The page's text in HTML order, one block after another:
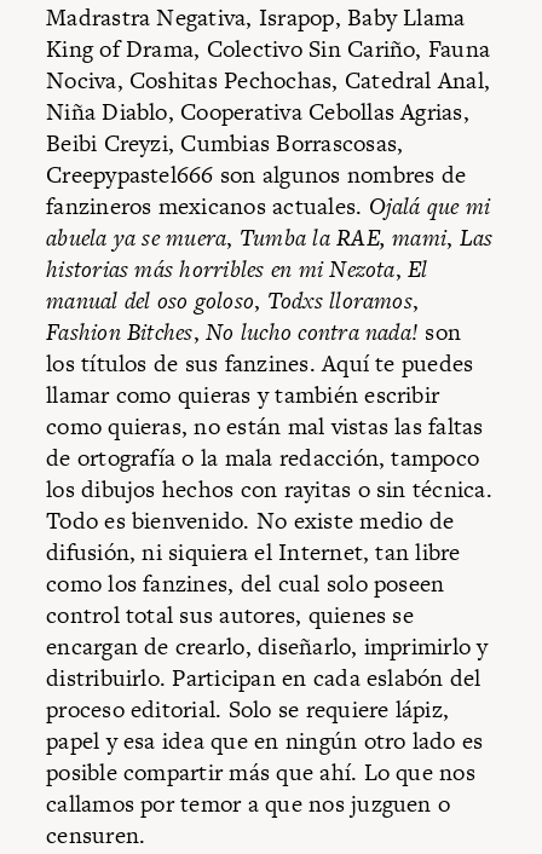
Madrastra Negativa, Israpop, Baby Llama
King of Drama, Colectivo Sin Cariño, Fauna
Nociva, Coshitas Pechochas, Catedral Anal,
Niña Diablo, Cooperativa Cebollas Agrias,
Beibi Creyzi, Cumbias Borrascosas,
Creepypastel666 son algunos nombres de
fanzineros mexicanos actuales. Ojalá que mi
abuela ya se muera, Tumba la RAE, mami, Las
historias más horribles en mi Nezota,El
manual del oso goloso, Todxs lloramos,
Fashion Bitches,No lucho contra nada! son
los títulos de sus fanzines. Aquí te puedes
llamar como quieras y también escribir
como quieras, no están mal vistas las faltas
de ortografía o la mala redacción, tampoco
los dibujos hechos con rayitas o sin técnica.
Todo es bienvenido. No existe medio de
difusión, ni siquiera el Internet, tan libre
como los fanzines, del cual solo poseen
control total sus autores, quienes se
encargan de crearlo, diseñarlo, imprimirlo y
distribuirlo. Participan en cada eslabón del
proceso editorial. Solo se requiere lápiz,
papel y esa idea que en ningún otro lado es
posible compartir más que ahí. Lo que nos
callamos por temor a que nos juzguen o
censuren.